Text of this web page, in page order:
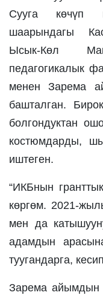
Сууга көчүп
шаарындагы
Ысык-Көл
педагогикалык
менен Зарема
башталган.
болгондуктан
костюмдарды,
иштеген.
“ИКБнын
көргөм. 2021-
мен да
адамдын
туугандарга,
Зарема айымдын